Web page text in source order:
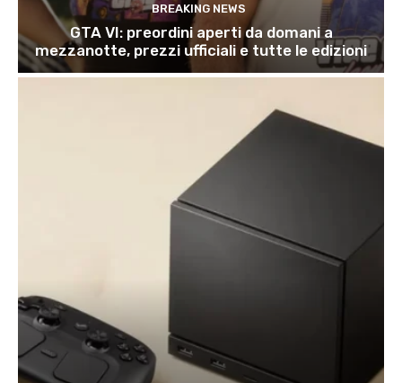
BREAKING NEWS
GTA VI: preordini aperti da domani a
mezzanotte, prezzi ufficiali e tutte le edizioni